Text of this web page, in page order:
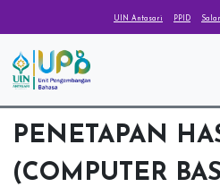
UIN Antasari PPID
PENETAPAN
(COMPUTER